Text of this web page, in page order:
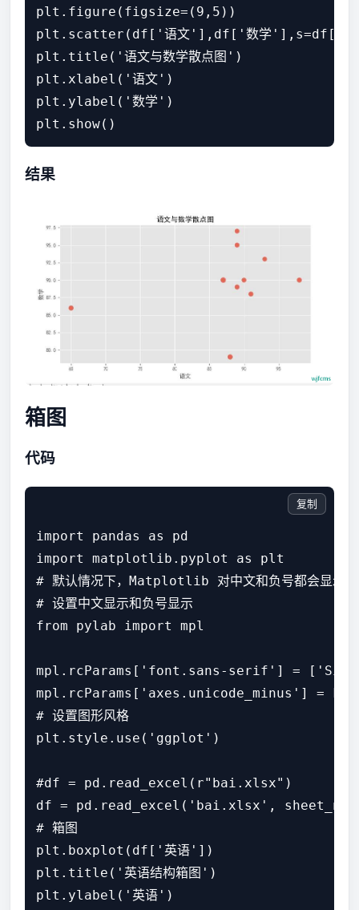
plt.figure(figsize=(9,5))
plt.scatter(df['语文'],df['数学'],s=df['英
plt.title('语文与数学散点图')
plt.xlabel('语文')
plt.ylabel('数学')
结果
箱图
代码
import pandas as pd
import matplotlib.pyplot as plt
# 默认情况下，Matplotlib 对中文和负号都会显示为
# 设置中文显示和负号显示
from pylab import mpl
mpl.rcParams['font.sans-serif'] =
mpl.rcParams['axes.unicode_minus'] =
# 设置图形风格
plt.style.use('ggplot')
#df = pd.read_excel(r"bai.xlsx")
df = pd.read_excel('bai.xlsx',
# 箱图
plt.boxplot(df['英语'])
plt.title('英语结构箱图')
plt.ylabel('英语')
复制